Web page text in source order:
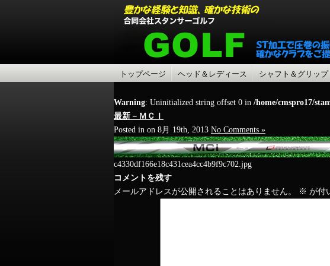
トップページ ヘッド＆レディース シャフト＆グリップ
Warning: Uninitialized string offset 0 in /home/cmspro17/
最新－ＭＣＩ
Posted in on 8月 19th, 2013 No Comments »
c4330df166e18c431cea4cc4b9f9c702.jpg
コメントを残す
メールアドレスが公開されることはありません。
※ が付